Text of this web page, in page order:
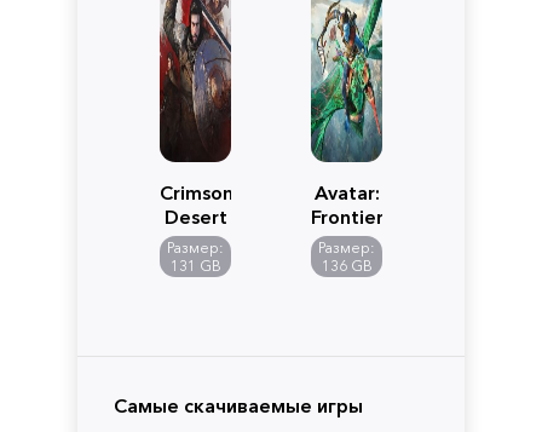
Crimson
Desert
Размер:
131 GB
Avatar:
Frontiers
of
Pandora
Размер:
136 GB
Самые скачиваемые игры